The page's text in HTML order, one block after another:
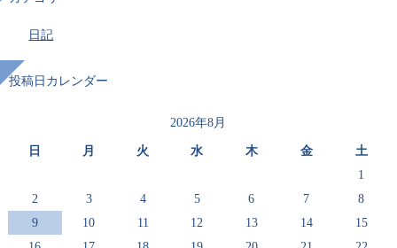
日記
投稿日カレンダー
2026年8月
日 月 火 水 木 金
土
1
2
3 4 5 6 7
8
9
10 11 12 13 14
15